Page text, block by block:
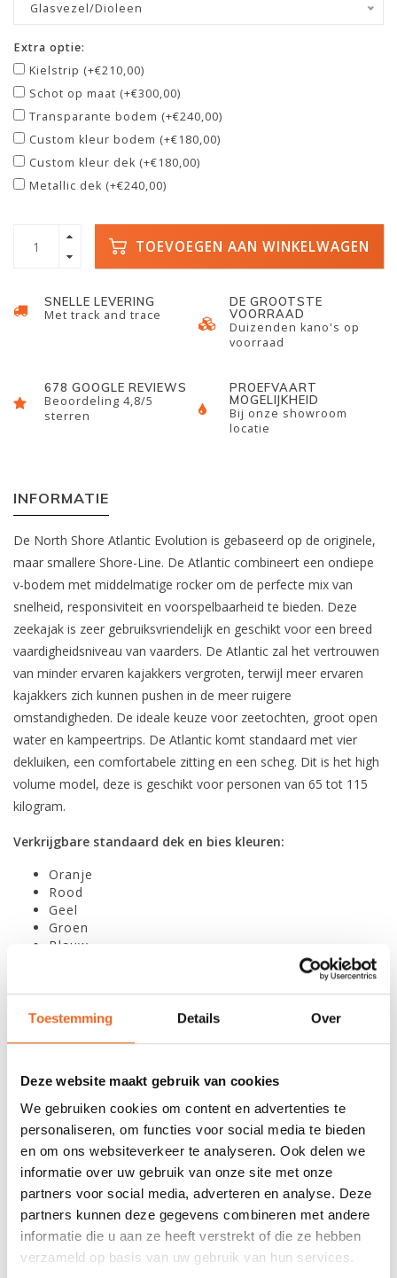
Toestemming Details Over
Deze website maakt gebruik van cookies
We gebruiken cookies om content en advertenties te
personaliseren, om functies voor social media te bieden
en om ons websiteverkeer te analyseren. Ook delen we
informatie over uw gebruik van onze site met onze
partners voor social media, adverteren en analyse. Deze
partners kunnen deze gegevens combineren met andere
informatie die u aan ze heeft verstrekt of die ze hebben
verzameld op basis van uw gebruik van hun services.
Glasvezel/Dioleen
Extra optie:
Kielstrip (+€210,00)
Schot op maat (+€300,00)
Transparante bodem (+€240,00)
Custom kleur bodem (+€180,00)
Custom kleur dek (+€180,00)
Metallic dek (+€240,00)
TOEVOEGEN AAN WINKELWAGEN
SNELLE LEVERING
Met track and trace
DE GROOTSTE
VOORRAAD
Duizenden kano's op
voorraad
678 GOOGLE REVIEWS
Beoordeling 4,8/5
sterren
PROEFVAART
MOGELIJKHEID
Bij onze showroom
locatie
INFORMATIE
De North Shore Atlantic Evolution is gebaseerd op de originele,
maar smallere Shore-Line. De Atlantic combineert een ondiepe
v-bodem met middelmatige rocker om de perfecte mix van
snelheid, responsiviteit en voorspelbaarheid te bieden. Deze
zeekajak is zeer gebruiksvriendelijk en geschikt voor een breed
vaardigheidsniveau van vaarders. De Atlantic zal het vertrouwen
van minder ervaren kajakkers vergroten, terwijl meer ervaren
kajakkers zich kunnen pushen in de meer ruigere
omstandigheden. De ideale keuze voor zeetochten, groot open
water en kampeertrips. De Atlantic komt standaard met vier
dekluiken, een comfortabele zitting en een scheg. Dit is het high
volume model, deze is geschikt voor personen van 65 tot 115
kilogram.
Verkrijgbare standaard dek en bies kleuren:
Oranje
Rood
Geel
Groen
Blauw
Kielstrip
Custom kleur dek of bodem
Geïnteresseerd? Bel of mailons voor onze huidige
kleurenvoorraad.
SPECIFICATIES
Materiaal:
Glasvezel/Dioleen of
Kevlar/Carbon